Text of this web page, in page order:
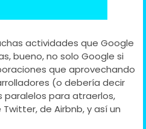
actividades que Google
bueno, no solo Google si
que aprovechando
(o debería decir
paralelos para atraerlos,
de Airbnb, y así un